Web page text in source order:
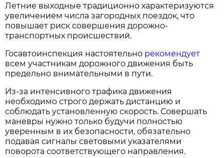
Летние выходные традиционно характеризуются
увеличением числа загородных поездок, что
повышает риск совершения дорожно-
транспортных происшествий.
Госавтоинспекция настоятельно рекомендует
всем участникам дорожного движения быть
предельно внимательными в пути.
Из-за интенсивного трафика движения
необходимо строго держать дистанцию и
соблюдать установленную скорость. Совершать
маневры нужно только будучи полностью
уверенным в их безопасности, обязательно
подавая сигналы световыми указателями
поворота соответствующего направления.